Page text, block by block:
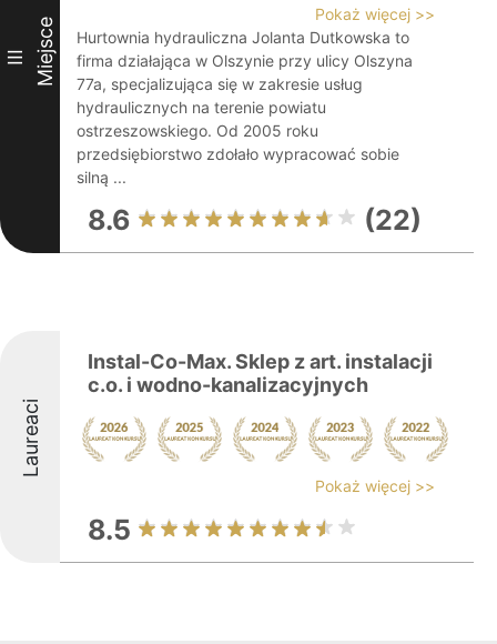
III Miejsce
Pokaż więcej >>
Hurtownia hydrauliczna Jolanta Dutkowska to
firma działająca w Olszynie przy ulicy Olszyna
77a, specjalizująca się w zakresie usług
hydraulicznych na terenie powiatu
ostrzeszowskiego. Od 2005 roku
przedsiębiorstwo zdołało wypracować sobie
silną ...
8.6 (22)
Laureaci
Instal-Co-Max. Sklep z art. instalacji
c.o. i wodno-kanalizacyjnych
Pokaż więcej >>
8.5